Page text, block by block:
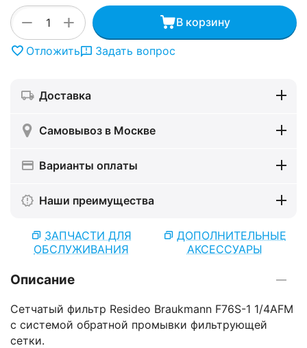
+
− В корзину
Отложить Задать вопрос
Доставка
Самовывоз в Москве
Варианты оплаты
Наши преимущества
ЗАПЧАСТИ ДЛЯ
ОБСЛУЖИВАНИЯ
ДОПОЛНИТЕЛЬНЫЕ
АКСЕССУАРЫ
Описание
Сетчатый фильтр Resideo Braukmann F76S-1 1/4AFM
с системой обратной промывки фильтрующей
сетки.